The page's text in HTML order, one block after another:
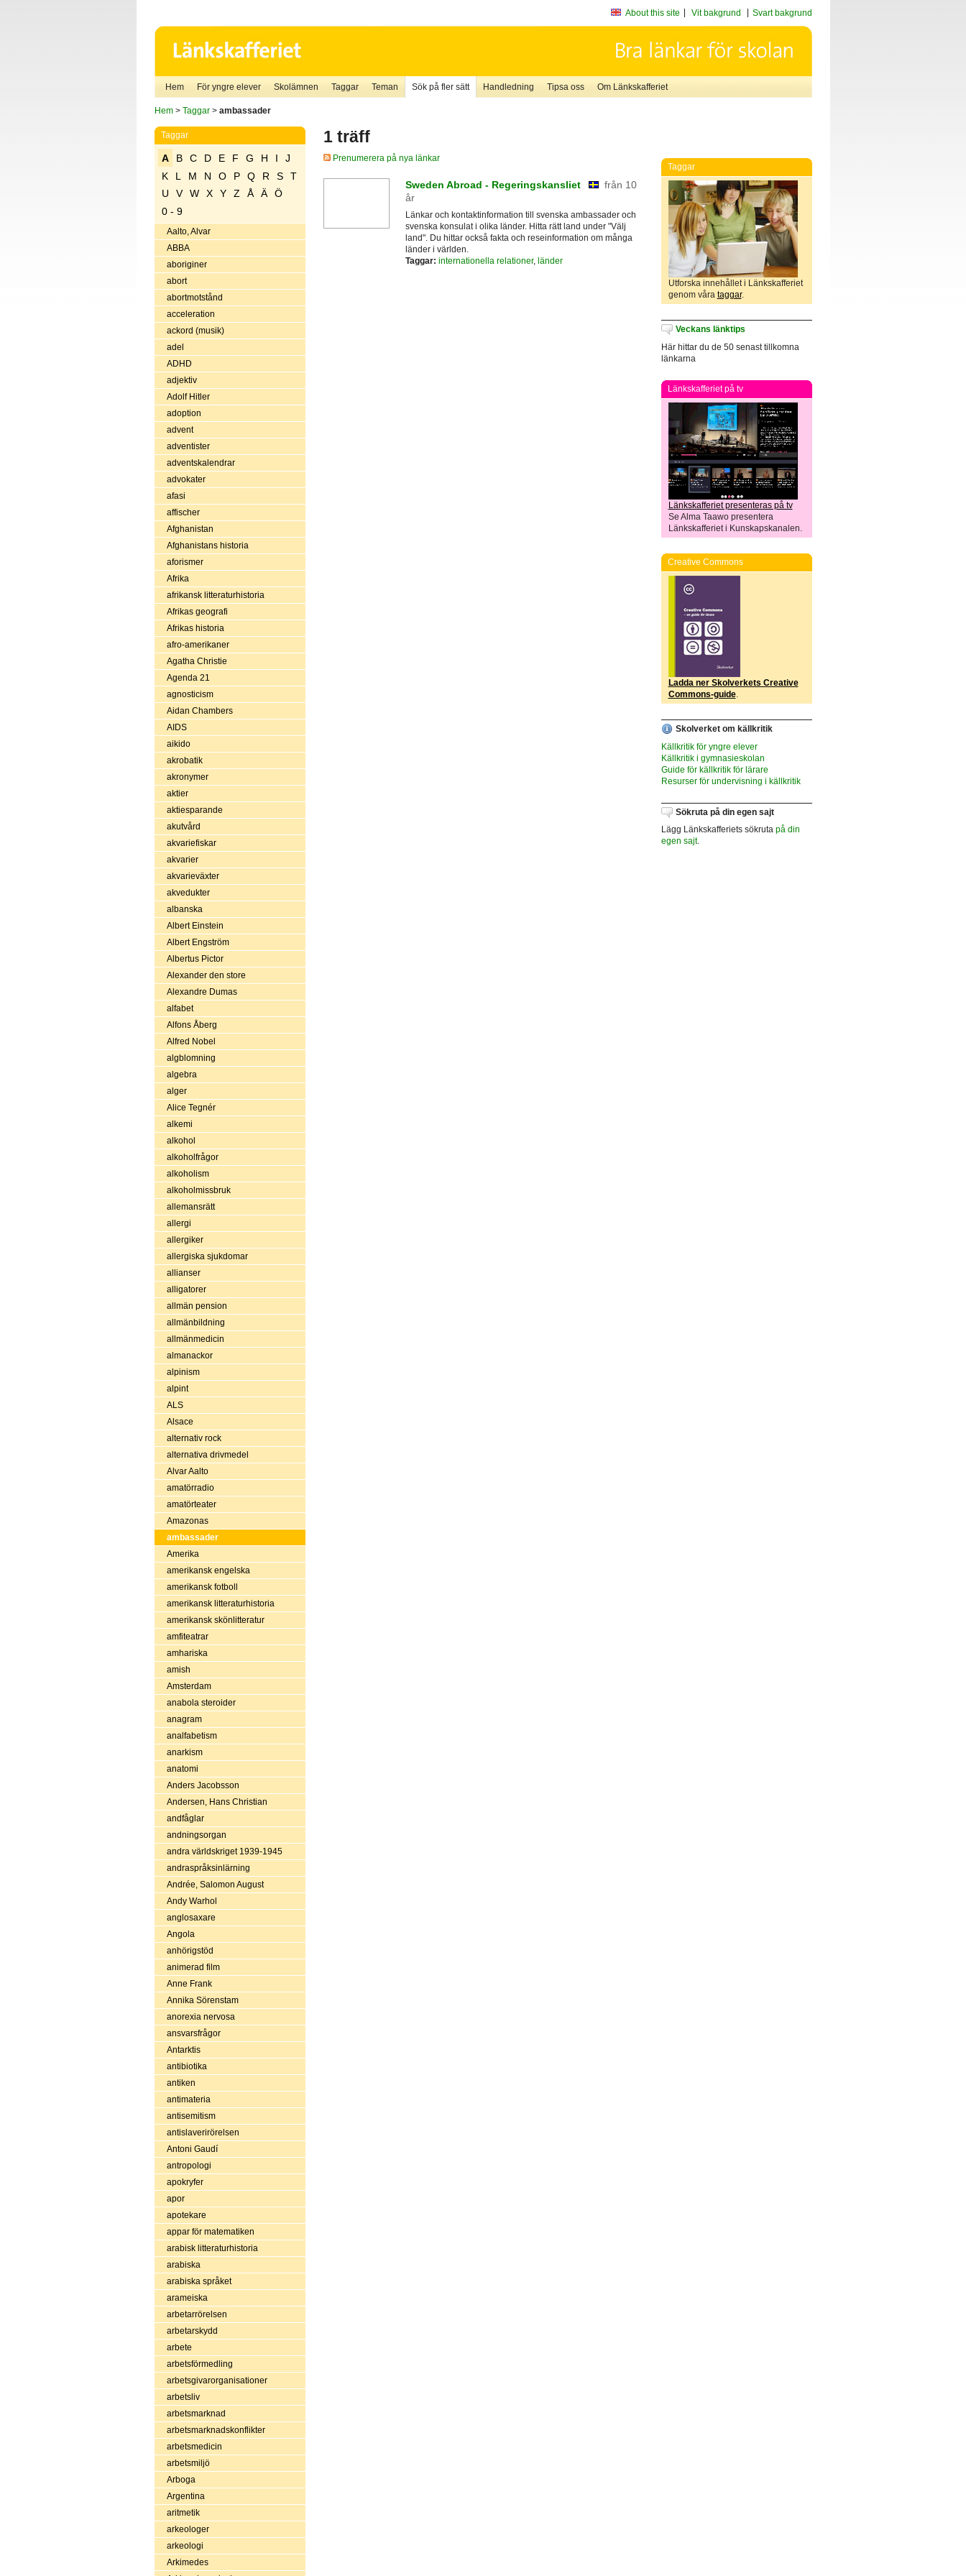
About this site Vit bakgrund Svart bakgrund
Hem För yngre elever Skolämnen Taggar Teman Sök på fler sätt Handledning Tipsa oss Om Länkskafferiet
Hem> Taggar> ambassader
Taggar
A B C D E F G H I
J
K
L M N O P Q R S
T
U
V W X Y Z Å Ä
Ö
0 - 9
Aalto, Alvar
ABBA
aboriginer
abort
abortmotstånd
acceleration
ackord (musik)
adel
ADHD
adjektiv
Adolf Hitler
adoption
advent
adventister
adventskalendrar
advokater
afasi
affischer
Afghanistan
Afghanistans historia
aforismer
Afrika
afrikansk litteraturhistoria
Afrikas geografi
Afrikas historia
afro-amerikaner
Agatha Christie
Agenda 21
agnosticism
Aidan Chambers
AIDS
aikido
akrobatik
akronymer
aktier
aktiesparande
akutvård
akvariefiskar
akvarier
akvarieväxter
akvedukter
albanska
Albert Einstein
Albert Engström
Albertus Pictor
Alexander den store
Alexandre Dumas
alfabet
Alfons Åberg
Alfred Nobel
algblomning
algebra
alger
Alice Tegnér
alkemi
alkohol
alkoholfrågor
alkoholism
alkoholmissbruk
allemansrätt
allergi
allergiker
allergiska sjukdomar
allianser
alligatorer
allmän pension
allmänbildning
allmänmedicin
almanackor
alpinism
alpint
ALS
Alsace
alternativ rock
alternativa drivmedel
Alvar Aalto
amatörradio
amatörteater
Amazonas
ambassader
Amerika
amerikansk engelska
amerikansk fotboll
amerikansk litteraturhistoria
amerikansk skönlitteratur
amfiteatrar
amhariska
amish
Amsterdam
anabola steroider
anagram
analfabetism
anarkism
anatomi
Anders Jacobsson
Andersen, Hans Christian
andfåglar
andningsorgan
andra världskriget 1939-1945
andraspråksinlärning
Andrée, Salomon August
Andy Warhol
anglosaxare
Angola
anhörigstöd
animerad film
Anne Frank
Annika Sörenstam
anorexia nervosa
ansvarsfrågor
Antarktis
antibiotika
antiken
antimateria
antisemitism
antislaverirörelsen
Antoni Gaudí
antropologi
apokryfer
apor
apotekare
appar för matematiken
arabisk litteraturhistoria
arabiska
arabiska språket
arameiska
arbetarrörelsen
arbetarskydd
arbete
arbetsförmedling
arbetsgivarorganisationer
arbetsliv
arbetsmarknad
arbetsmarknadskonflikter
arbetsmedicin
arbetsmiljö
Arboga
Argentina
aritmetik
arkeologer
arkeologi
Arkimedes
1 träff
Prenumerera på nya länkar
Sweden Abroad - Regeringskansliet
från 10
år
Länkar och kontaktinformation till svenska ambassader och
svenska konsulat i olika länder. Hitta rätt land under "Välj
land". Du hittar också fakta och reseinformation om många
länder i världen.
Taggar: internationella relationer, länder
Taggar
Utforska innehållet i Länkskafferiet
genom våra taggar.
Veckans länktips
Här hittar du de 50 senast tillkomna
länkarna
Länkskafferiet på tv
Länkskafferiet presenteras på tv
Se Alma Taawo presentera
Länkskafferiet i Kunskapskanalen.
Creative Commons
Ladda ner Skolverkets Creative
Commons-guide.
Skolverket om källkritik
Källkritik för yngre elever
Källkritik i gymnasieskolan
Guide för källkritik för lärare
Resurser för undervisning i källkritik
Sökruta på din egen sajt
Lägg Länkskafferiets sökruta på din
egen sajt.